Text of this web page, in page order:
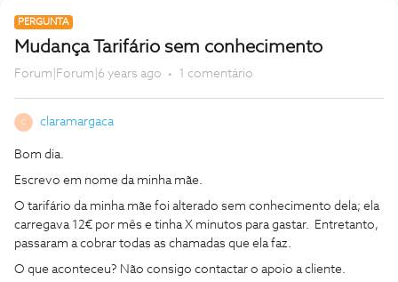
PERGUNTA
Mudança Tarifário sem conhecimento
Forum|Forum|6 years ago 1 comentário
C claramargaca
Bom dia.
Escrevo em nome da minha mãe.
O tarifário da minha mãe foi alterado sem conhecimento dela; ela
carregava 12€ por mês e tinha X minutos para gastar. Entretanto,
passaram a cobrar todas as chamadas que ela faz.
O que aconteceu? Não consigo contactar o apoio a cliente.